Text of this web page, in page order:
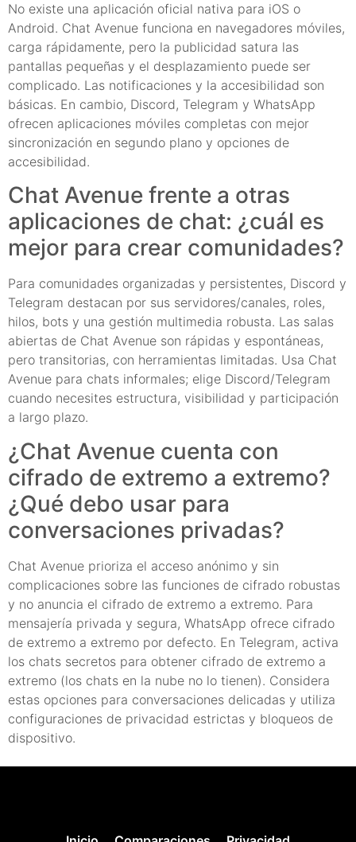
No existe una aplicación oficial nativa para iOS o
Android. Chat Avenue funciona en navegadores móviles,
carga rápidamente, pero la publicidad satura las
pantallas pequeñas y el desplazamiento puede ser
complicado. Las notificaciones y la accesibilidad son
básicas. En cambio, Discord, Telegram y WhatsApp
ofrecen aplicaciones móviles completas con mejor
sincronización en segundo plano y opciones de
accesibilidad.
Chat Avenue frente a otras
aplicaciones de chat: ¿cuál es
mejor para crear comunidades?
Para comunidades organizadas y persistentes, Discord y
Telegram destacan por sus servidores/canales, roles,
hilos, bots y una gestión multimedia robusta. Las salas
abiertas de Chat Avenue son rápidas y espontáneas,
pero transitorias, con herramientas limitadas. Usa Chat
Avenue para chats informales; elige Discord/Telegram
cuando necesites estructura, visibilidad y participación
a largo plazo.
¿Chat Avenue cuenta con
cifrado de extremo a extremo?
¿Qué debo usar para
conversaciones privadas?
Chat Avenue prioriza el acceso anónimo y sin
complicaciones sobre las funciones de cifrado robustas
y no anuncia el cifrado de extremo a extremo. Para
mensajería privada y segura, WhatsApp ofrece cifrado
de extremo a extremo por defecto. En Telegram, activa
los chats secretos para obtener cifrado de extremo a
extremo (los chats en la nube no lo tienen). Considera
estas opciones para conversaciones delicadas y utiliza
configuraciones de privacidad estrictas y bloqueos de
dispositivo.